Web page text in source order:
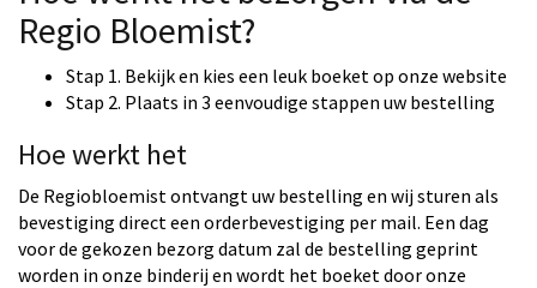
Regio Bloemist?
Stap 1. Bekijk en kies een leuk boeket op onze website
Stap 2. Plaats in 3 eenvoudige stappen uw bestelling
Hoe werkt het
De Regiobloemist ontvangt uw bestelling en wij sturen als
bevestiging direct een orderbevestiging per mail. Een dag
voor de gekozen bezorg datum zal de bestelling geprint
worden in onze binderij en wordt het boeket door onze